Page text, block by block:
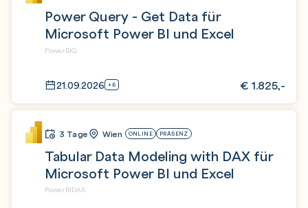
Power Query - Get Data für
Microsoft Power BI und Excel
PowerBIQ
21.09.2026 +6 € 1.825,-
3 Tage Wien ONLINE PRÄSENZ
Tabular Data Modeling with DAX für
Microsoft Power BI und Excel
PowerBIDAX